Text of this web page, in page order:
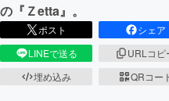
の『Ｚetta』。
ポスト
シェア
LINEで送る
URLコピ
埋め込み
QRコー